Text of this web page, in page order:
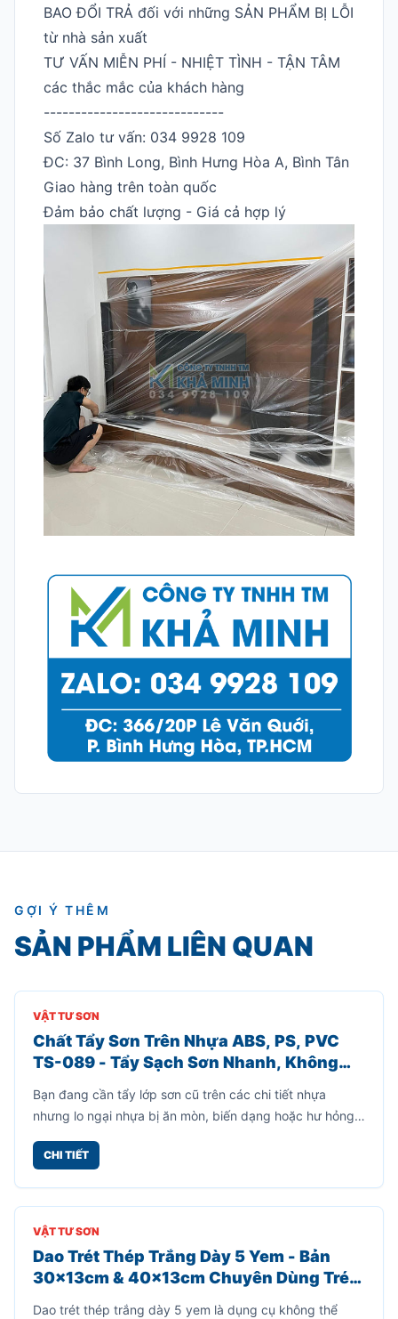
BAO ĐỔI TRẢ đối với những SẢN PHẨM BỊ LỖI
từ nhà sản xuất
TƯ VẤN MIỄN PHÍ - NHIỆT TÌNH - TẬN TÂM
các thắc mắc của khách hàng
-----------------------------
Số Zalo tư vấn: 034 9928 109
ĐC: 37 Bình Long, Bình Hưng Hòa A, Bình Tân
Giao hàng trên toàn quốc
Đảm bảo chất lượng - Giá cả hợp lý
GỢI Ý THÊM
SẢN PHẨM LIÊN QUAN